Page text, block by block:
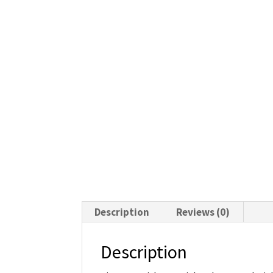
Description Reviews (0)
Description